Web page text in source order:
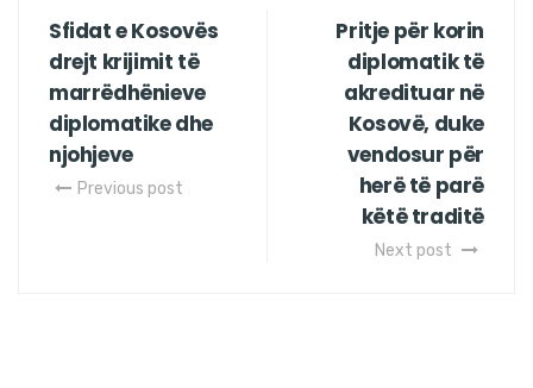
Sfidat e Kosovës
drejt krijimit të
marrëdhënieve
diplomatike dhe
njohjeve
Previous post
Pritje për korin
diplomatik të
akredituar në
Kosovë, duke
vendosur për
herë të parë
këtë traditë
Next post